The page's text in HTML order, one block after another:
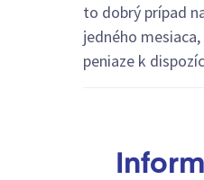
to dobrý prípad
jedného
peniaze k